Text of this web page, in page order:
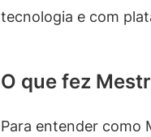
tecnologia e com
O que fez
Para entender como